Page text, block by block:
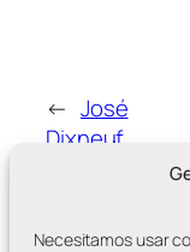
Necesitamos usar
← José
Dixneuf